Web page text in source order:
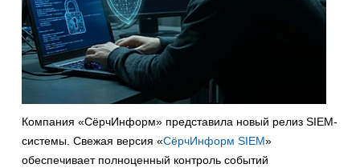
Компания «СёрчИнформ» представила новый релиз SIEM-
системы. Свежая версия «СёрчИнформ SIEM»
обеспечивает полноценный контроль событий